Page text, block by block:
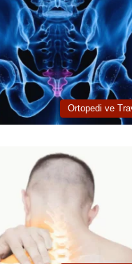
Ortopedi ve